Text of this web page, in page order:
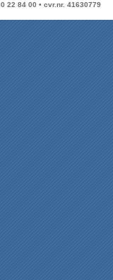
22 84 00 • cvr.nr. 41630779